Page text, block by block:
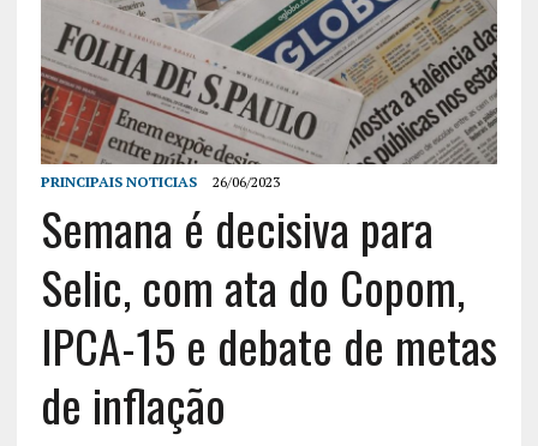
PRINCIPAIS NOTICIAS 26/06/2023
Semana é decisiva para
Selic, com ata do Copom,
IPCA-15 e debate de metas
de inflação